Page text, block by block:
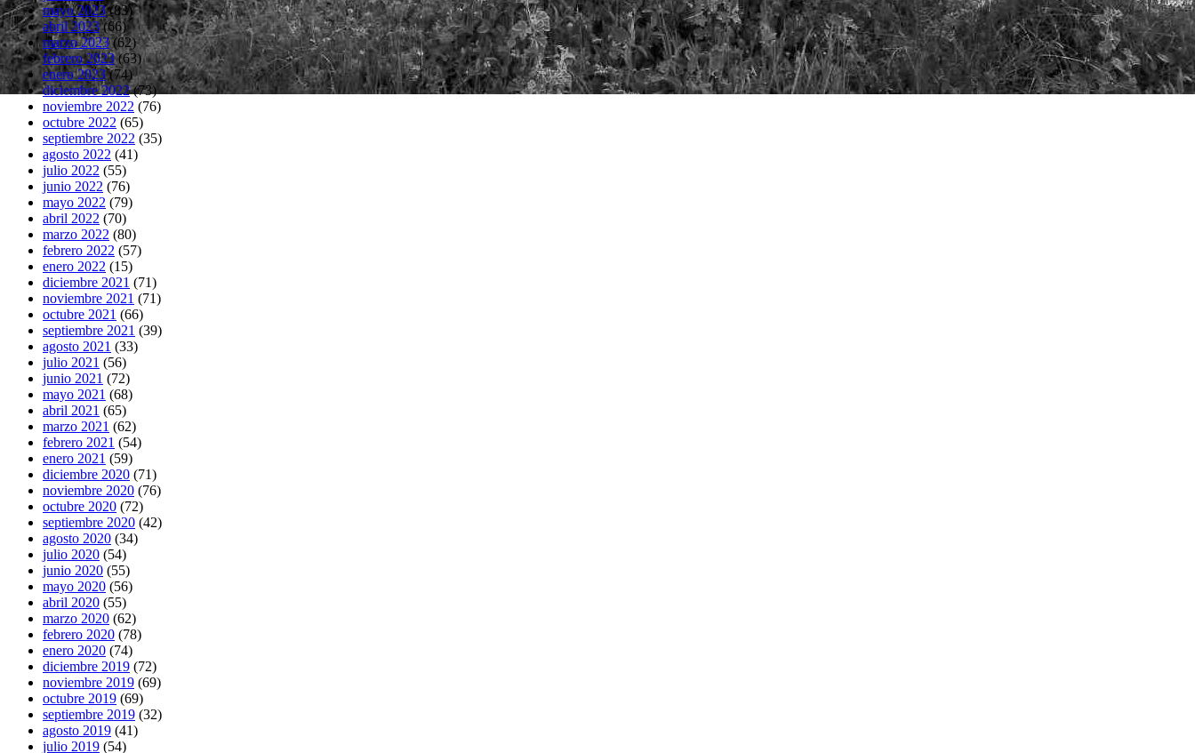
mayo 2023(83)
abril 2023(66)
marzo 2023(62)
febrero 2023(63)
enero 2023(74)
diciembre 2022(73)
noviembre 2022 (76)
octubre 2022 (65)
septiembre 2022 (35)
agosto 2022 (41)
julio 2022 (55)
junio 2022 (76)
mayo 2022 (79)
abril 2022 (70)
marzo 2022 (80)
febrero 2022 (57)
enero 2022 (15)
diciembre 2021 (71)
noviembre 2021 (71)
octubre 2021 (66)
septiembre 2021 (39)
agosto 2021 (33)
julio 2021 (56)
junio 2021 (72)
mayo 2021 (68)
abril 2021 (65)
marzo 2021 (62)
febrero 2021 (54)
enero 2021 (59)
diciembre 2020 (71)
noviembre 2020 (76)
octubre 2020 (72)
septiembre 2020 (42)
agosto 2020 (34)
julio 2020 (54)
junio 2020 (55)
mayo 2020 (56)
abril 2020 (55)
marzo 2020 (62)
febrero 2020 (78)
enero 2020 (74)
diciembre 2019 (72)
noviembre 2019 (69)
octubre 2019 (69)
septiembre 2019 (32)
agosto 2019 (41)
julio 2019 (54)